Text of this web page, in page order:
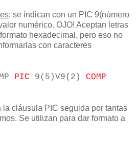
: se indican con un PIC 9(número
numérico. OJO! Aceptan letras
hexadecimal, pero eso no
con caracteres
PIC 9(5)V9(2) COMP
la cláusula PIC seguida por tantas
Se utilizan para dar formato a